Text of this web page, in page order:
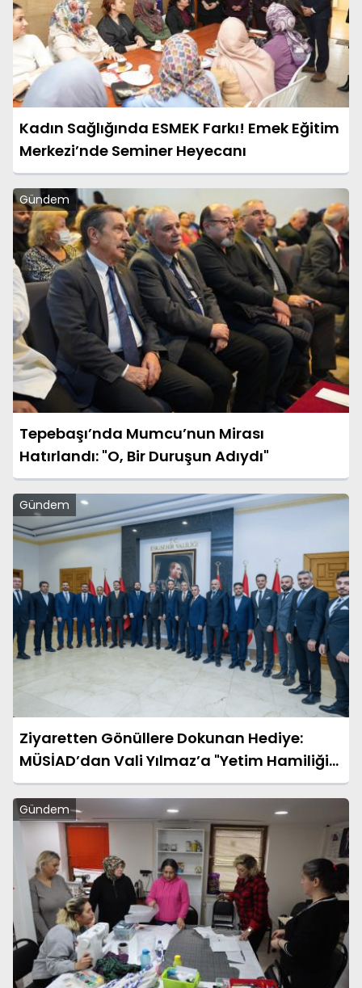
Kadın Sağlığında ESMEK Farkı! Emek Eğitim
Merkezi’nde Seminer Heyecanı
Gündem
Tepebaşı’nda Mumcu’nun Mirası
Hatırlandı: "O, Bir Duruşun Adıydı"
Gündem
Ziyaretten Gönüllere Dokunan Hediye:
MÜSİAD’dan Vali Yılmaz’a "Yetim Hamiliği"
Sertifikası
Gündem